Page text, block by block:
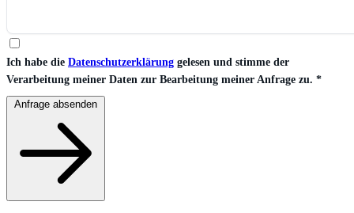
Ich habe die Datenschutzerklärung gelesen und stimme der
Verarbeitung meiner Daten zur Bearbeitung meiner Anfrage zu. *